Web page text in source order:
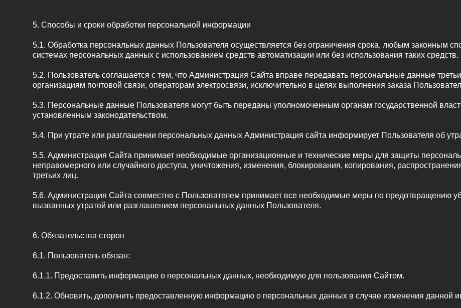
5. Способы и сроки обработки персональной информации
5.1. Обработка персональных данных Пользователя осуществляется без ограничения срока, любым законным
системах персональных данных с использованием средств автоматизации или без использования таких средств.
5.2. Пользователь соглашается с тем, что Администрация Сайта вправе передавать персональные данные
организациям почтовой связи, операторам электросвязи, исключительно в целях выполнения заказа
5.3. Персональные данные Пользователя могут быть переданы уполномоченным органам государственной
установленным законодательством.
5.4. При утрате или разглашении персональных данных Администрация сайта информирует Пользователя об
5.5. Администрация Сайта принимает необходимые организационные и технические меры для защиты
неправомерного или случайного доступа, уничтожения, изменения, блокирования, копирования,
третьих лиц.
5.6. Администрация Сайта совместно с Пользователем принимает все необходимые меры по предотвращению
вызванных утратой или разглашением персональных данных Пользователя.
6. Обязательства сторон
6.1. Пользователь обязан:
6.1.1. Предоставить информацию о персональных данных, необходимую для пользования Сайтом.
6.1.2. Обновить, дополнить предоставленную информацию о персональных данных в случае изменения данной